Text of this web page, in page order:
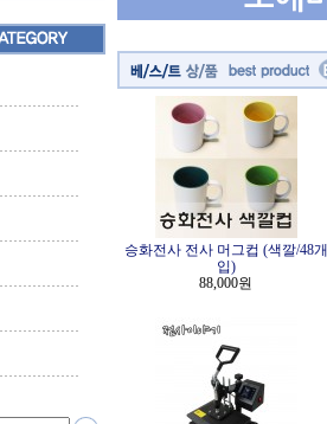
승화전사 전사 머그컵 (색깔/48개
입)
88,000원